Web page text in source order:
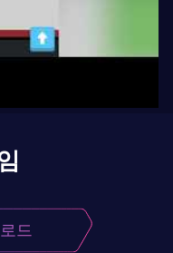
드